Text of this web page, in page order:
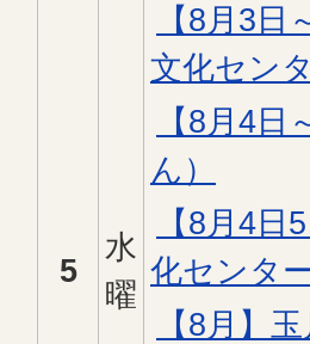
5
水
曜
【8月3
文化セン
【8月4
ん）
【8月4
化センター
【8月】